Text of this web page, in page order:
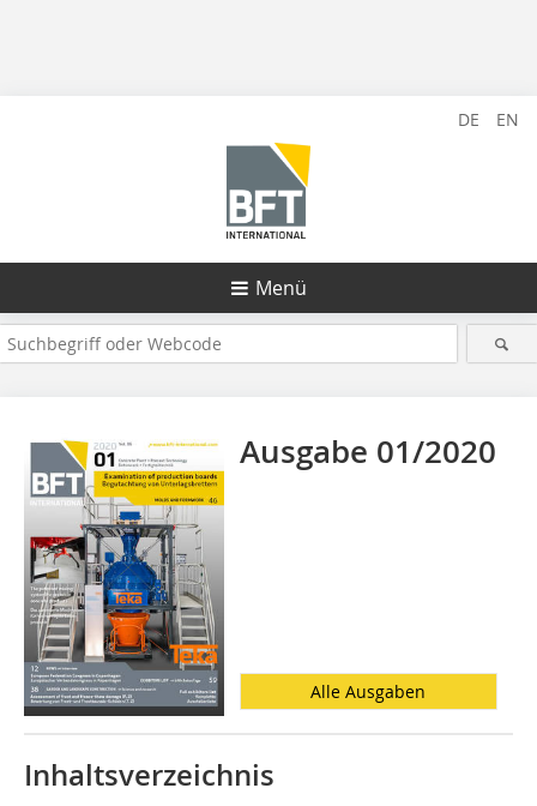
DE EN
Menü
Ausgabe 01/2020
Alle Ausgaben
Inhaltsverzeichnis